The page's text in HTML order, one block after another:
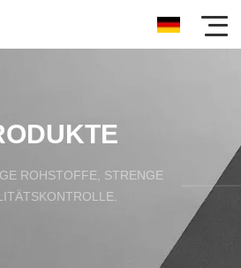
ROHSTOFFE, STRENGE